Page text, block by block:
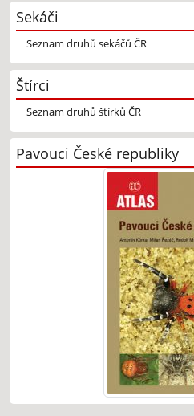
Sekáči
Seznam druhů sekáčů ČR
Štírci
Seznam druhů štírků ČR
Pavouci České republiky